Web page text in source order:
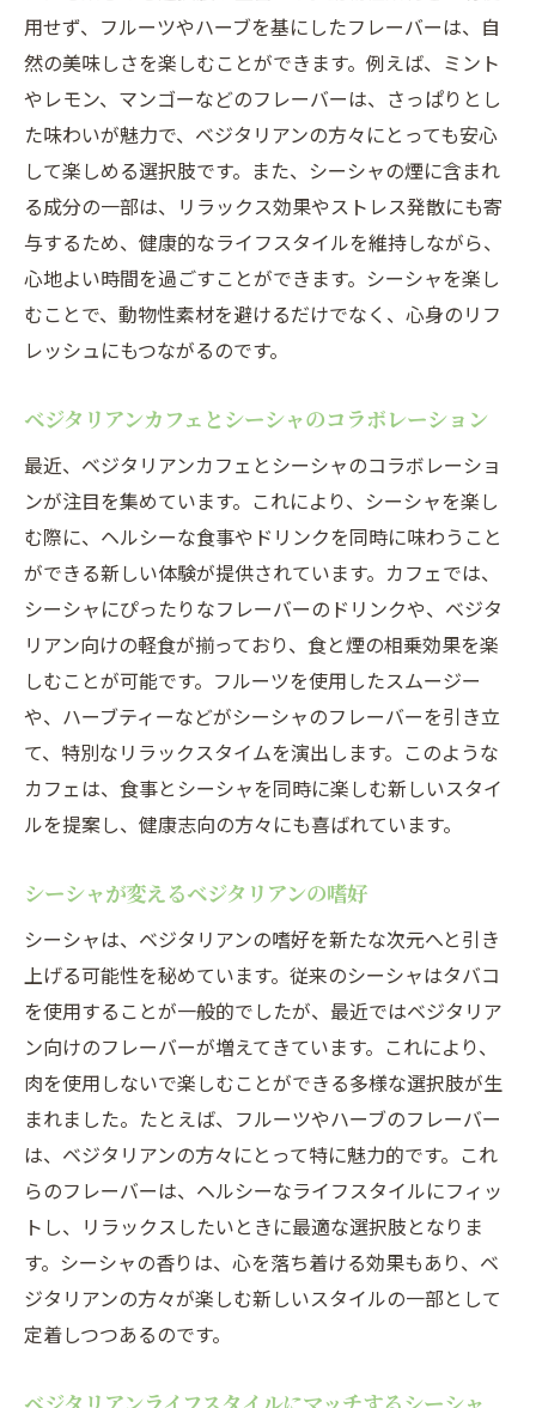
用せず、フルーツやハーブを基にしたフレーバーは、自
然の美味しさを楽しむことができます。例えば、ミント
やレモン、マンゴーなどのフレーバーは、さっぱりとし
た味わいが魅力で、ベジタリアンの方々にとっても安心
して楽しめる選択肢です。また、シーシャの煙に含まれ
る成分の一部は、リラックス効果やストレス発散にも寄
与するため、健康的なライフスタイルを維持しながら、
心地よい時間を過ごすことができます。シーシャを楽し
むことで、動物性素材を避けるだけでなく、心身のリフ
レッシュにもつながるのです。
ベジタリアンカフェとシーシャのコラボレーション
最近、ベジタリアンカフェとシーシャのコラボレーショ
ンが注目を集めています。これにより、シーシャを楽し
む際に、ヘルシーな食事やドリンクを同時に味わうこと
ができる新しい体験が提供されています。カフェでは、
シーシャにぴったりなフレーバーのドリンクや、ベジタ
リアン向けの軽食が揃っており、食と煙の相乗効果を楽
しむことが可能です。フルーツを使用したスムージー
や、ハーブティーなどがシーシャのフレーバーを引き立
て、特別なリラックスタイムを演出します。このような
カフェは、食事とシーシャを同時に楽しむ新しいスタイ
ルを提案し、健康志向の方々にも喜ばれています。
シーシャが変えるベジタリアンの嗜好
シーシャは、ベジタリアンの嗜好を新たな次元へと引き
上げる可能性を秘めています。従来のシーシャはタバコ
を使用することが一般的でしたが、最近ではベジタリア
ン向けのフレーバーが増えてきています。これにより、
肉を使用しないで楽しむことができる多様な選択肢が生
まれました。たとえば、フルーツやハーブのフレーバー
は、ベジタリアンの方々にとって特に魅力的です。これ
らのフレーバーは、ヘルシーなライフスタイルにフィッ
トし、リラックスしたいときに最適な選択肢となりま
す。シーシャの香りは、心を落ち着ける効果もあり、ベ
ジタリアンの方々が楽しむ新しいスタイルの一部として
定着しつつあるのです。